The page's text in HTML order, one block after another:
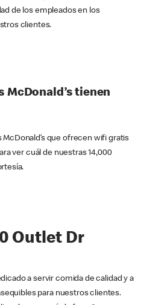
de los empleados en los
clientes.
McDonald’s tienen
que ofrecen wifi gratis
ver cuál de nuestras 14,000
Outlet Dr
a servir comida de calidad y a
para nuestros clientes.